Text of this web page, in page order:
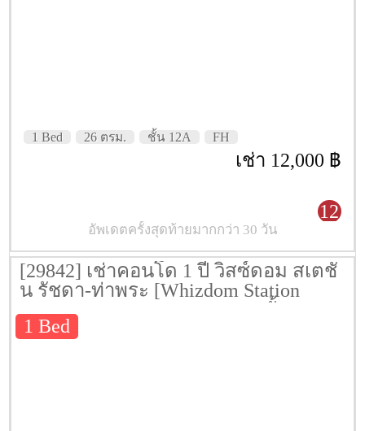
1 Bed 26 ตรม. ชั้น 12A FH
เช่า 12,000 ฿
12
อัพเดตครั้งสุดท้ายมากกว่า 30 วัน
[29842] เช่าคอนโด 1 ปี วิสซ์ดอม สเตชั่
น รัชดา-ท่าพระ [Whizdom Station
Ratchada-Thapra] 32.86 ตรม. ชั้น 25
1 Bed